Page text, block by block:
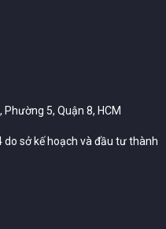
5, Quận 8, HCM
do sở kế hoạch và đầu tư thành